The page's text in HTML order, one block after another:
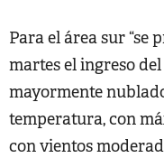
Para el área sur “se
martes el ingreso
mayormente
temperatura, con
con vientos